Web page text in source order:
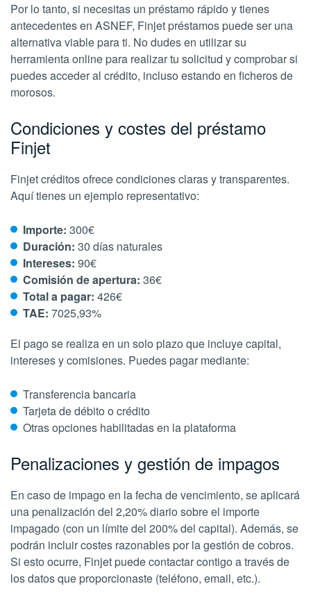
Por lo tanto, si necesitas un préstamo rápido y tienes
antecedentes en ASNEF, Finjet préstamos puede ser una
alternativa viable para ti. No dudes en utilizar su
herramienta online para realizar tu solicitud y comprobar si
puedes acceder al crédito, incluso estando en ficheros de
morosos.
Condiciones y costes del préstamo
Finjet
Finjet créditos ofrece condiciones claras y transparentes.
Aquí tienes un ejemplo representativo:
Importe: 300€
Duración: 30 días naturales
Intereses: 90€
Comisión de apertura: 36€
Total a pagar: 426€
TAE: 7025,93%
El pago se realiza en un solo plazo que incluye capital,
intereses y comisiones. Puedes pagar mediante:
Transferencia bancaria
Tarjeta de débito o crédito
Otras opciones habilitadas en la plataforma
Penalizaciones y gestión de impagos
En caso de impago en la fecha de vencimiento, se aplicará
una penalización del 2,20% diario sobre el importe
impagado (con un límite del 200% del capital). Además, se
podrán incluir costes razonables por la gestión de cobros.
Si esto ocurre, Finjet puede contactar contigo a través de
los datos que proporcionaste (teléfono, email, etc.).